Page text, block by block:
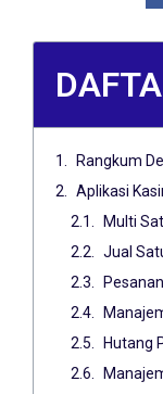
Rangkum
Aplikasi
Multi
Jual
Hutang